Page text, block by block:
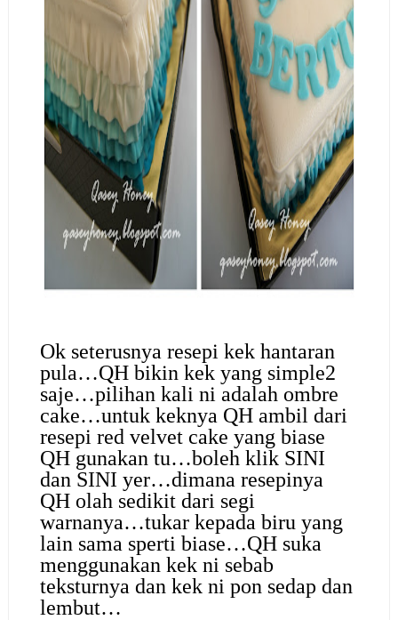
Ok seterusnya resepi kek hantaran
pula…QH bikin kek yang simple2
saje…pilihan kali ni adalah ombre
cake…untuk keknya QH ambil dari
resepi red velvet cake yang biase
QH gunakan tu…boleh klik SINI
dan SINI yer…dimana resepinya
QH olah sedikit dari segi
warnanya…tukar kepada biru yang
lain sama sperti biase…QH suka
menggunakan kek ni sebab
teksturnya dan kek ni pon sedap dan
lembut…